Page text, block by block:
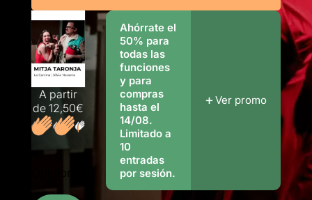
A partir
de 12,50€
Opiniones
Ahórrate el
50% para
todas las
funciones
y para
compras
hasta el
14/08.
Limitado a
10
entradas
por sesión.
Ver promo